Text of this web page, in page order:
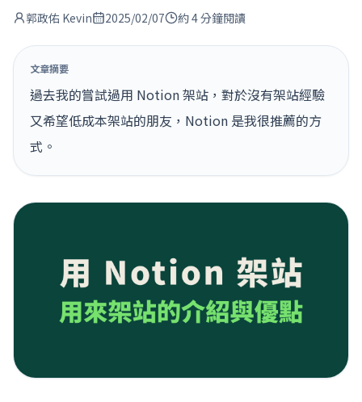
郭政佑 Kevin 2025/02/07 約 4 分鐘閱讀
文章摘要
過去我的嘗試過用 Notion 架站，對於沒有架站經驗
又希望低成本架站的朋友，Notion 是我很推薦的方
式。